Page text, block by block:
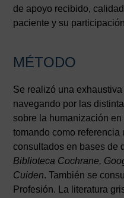
de apoyo recibido,
paciente y su
MÉTODO
Se realizó una
navegando por las
sobre la humanización
tomando como referencia
consultados en bases de
Biblioteca Cochrane,
Cuiden. También se
Profesión. La literatura